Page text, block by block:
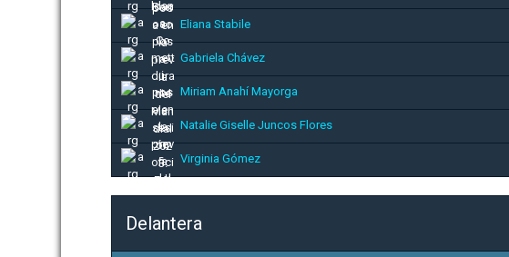
Eliana Stabile
Gabriela Chávez
Miriam Anahí Mayorga
Natalie Giselle Juncos Flores
Virginia Gómez
Delantera